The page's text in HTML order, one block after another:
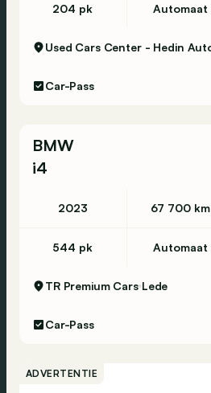
204 pk Automaat
Car-Pass
BMW
i4
2023 67 700 km
544 pk Automaat
TR Premium Cars Lede
Car-Pass
ADVERTENTIE